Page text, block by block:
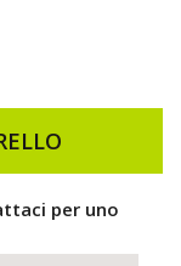
per uno